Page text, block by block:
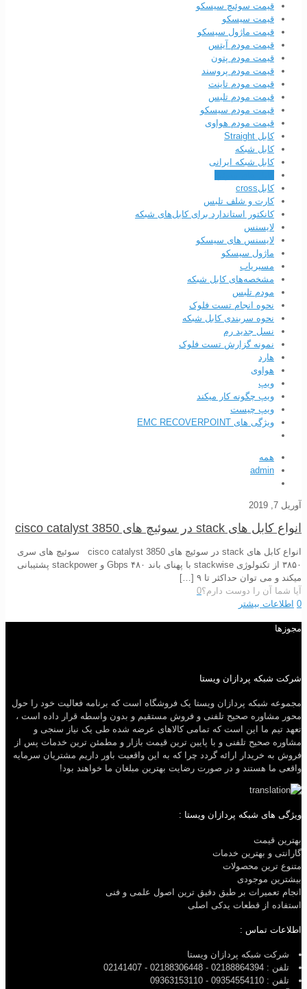
قیمت سوئیچ سیسکو
قیمت سیسکو
قیمت ماژول سیسکو
قیمت مودم آیتس
قیمت مودم پتون
قیمت مودم پروسند
قیمت مودم تاینت
قیمت مودم تلبس
قیمت مودم سیسکو
قیمت مودم هواوی
کابل Straight
کابل شبکه
کابل شبکه ایرانی
کابلcross
کارت و شلف تلبس
کانکتور استاندارد برای کابل‌های شبکه
لایسنس
لایسنس های سیسکو
ماژول سیسکو
مسیریاب
مشخصه‌های کابل شبکه
مودم تلبس
نحوه انجام تست فلوک
نحوه سربندی کابل‌ شبکه
نسل جدید رم
نمونه گزارش تست فلوک
هارد
هواوی
ویپ
ویپ چگونه کار میکند
ویپ چیست
ویژگی های EMC RECOVERPOINT
همه
admin
آوریل 7, 2019
انواع کابل های stack در سوئیچ های cisco catalyst 3850
انواع کابل های stack در سوئیچ های cisco catalyst 3850 سوئیچ های سری
۳۸۵۰ از تکنولوژی stackwise با پهنای باند ۴۸۰ Gbps و stackpower پشتیبانی
میکند و می توان حداکثر تا ۹
[…]
آیا شما آن را دوست دارم؟0
0 اطلاعات بیشتر
مجوزها
شرکت شبکه پردازان ویستا
مجموعه شبکه پردازان ویستا یک فروشگاه است که برنامه فعالیت خود را حول
محور مشاوره صحیح تلفنی و فروش مستقیم و بدون واسطه قرار داده است ،
تعهد تیم ما این است که تمامی کالاهای عرضه شده طی یک نیاز سنجی و
مشاوره صحیح تلفنی و با پایین ترین قیمت بازار و مطمئن ترین خدمات پس از
فروش به خریدار ارائه گردد چرا که به این واقعیت باور داریم مشتریان سرمایه
واقعی ما هستند و در صورت رضایت بهترین مبلغان ما خواهند بود!
ویژگی های شبکه پردازان ویستا :
بهترین قیمت
گارانتی و بهترین خدمات
متنوع ترین محصولات
بیشترین موجودی
انجام تعمیرات بر طبق دقیق ترین اصول علمی و فنی
استفاده از قطعات یدکی اصلی
اطلاعات تماس :
شرکت شبکه پردازان ویستا
تلفن : 02188864394 - 02188306448 - 02141407
تلفن : 09354554110 - 09363153110